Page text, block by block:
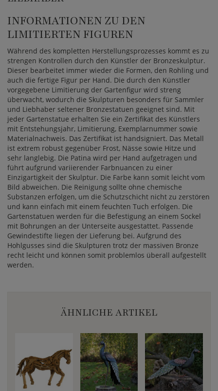
INFORMATIONEN ZU DEN
LIMITIERTEN FIGUREN
Während des kompletten Herstellungsprozesses kommt es zu
strengen Kontrollen durch den Künstler der Bronzeskulptur.
Dieser bearbeitet immer wieder die Formen, den Rohling und
auch die fertige Figur per Hand. Die durch den Künstler
vorgegebene Limitierung der Gartenfigur wird streng
überwacht, wodurch die Skulpturen besonders für Sammler
und Liebhaber seltener Bronzestatuen geeignet sind. Mit
jeder Gartenstatue erhalten Sie ein Zertifikat des Künstlers
mit Entstehungsjahr, Limitierung, Exemplarnummer sowie
Materialnachweis. Das Zertifikat ist handsigniert. Das Metall
ist extrem robust gegenüber Frost, Nässe sowie Hitze und
sehr langlebig. Die Patina wird per Hand aufgetragen und
führt aufgrund variierender Farbnuancen zu einer
Einzigartigkeit der Skulptur. Die Farbe kann somit leicht vom
Bild abweichen. Die Reinigung sollte ohne chemische
Substanzen erfolgen, um die Schutzschicht nicht zu zerstören
und kann einfach mit einem feuchten Tuch erfolgen. Die
Gartenstatuen werden für die Befestigung an einem Sockel
mit Bohrungen an der Unterseite ausgestattet. Passende
Gewindestifte liegen der Lieferung bei. Aufgrund des
Hohlgusses sind die Skulpturen trotz der massiven Bronze
recht leicht und können somit problemlos überall aufgestellt
werden.
ÄHNLICHE ARTIKEL